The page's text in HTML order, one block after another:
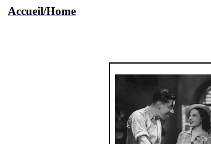
Accueil/Home